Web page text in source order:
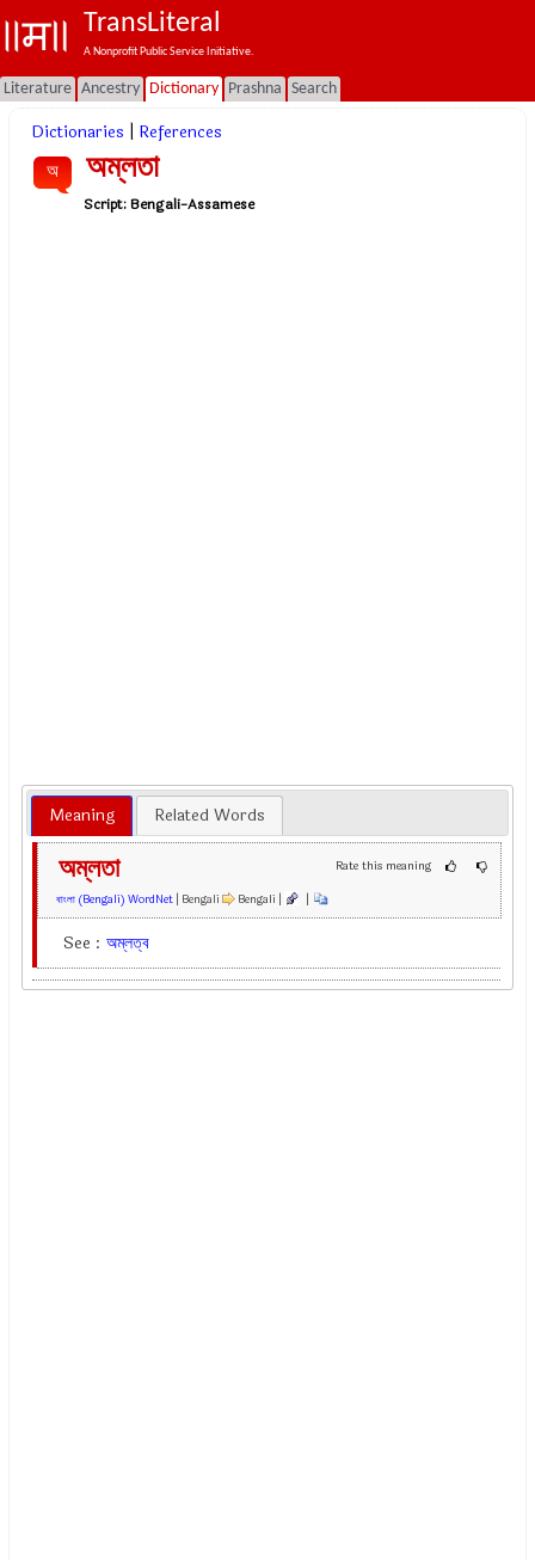
TransLiteral
A Nonprofit Public Service Initiative.
Literature Ancestry Dictionary Prashna Search
Dictionaries References
অ অম্লতা
Script:Bengali-Assamese
Meaning Related Words
Rate this meaning
অম্লতা
বাংলা (Bengali) WordNet | Bengali Bengali | |
See : অম্লত্ব